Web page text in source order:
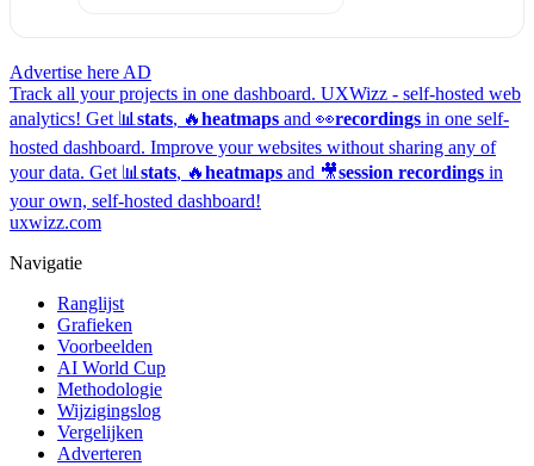
Advertise here AD
Track all your projects in one dashboard. UXWizz - self-hosted web
analytics! Get 📊 stats, 🔥heatmaps and 👀recordings in one self-
hosted dashboard. Improve your websites without sharing any of
your data. Get 📊 stats, 🔥heatmaps and 🎥session recordings in
your own, self-hosted dashboard!
uxwizz.com
Navigatie
Ranglijst
Grafieken
Voorbeelden
AI World Cup
Methodologie
Wijzigingslog
Vergelijken
Adverteren